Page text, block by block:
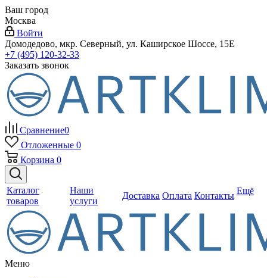
Ваш город
Москва
Войти
Домодедово, мкр. Северный, ул. Каширское Шоссе, 15Е
+7 (495) 120-32-33
Заказать звонок
Сравнение0
Отложенные 0
Корзина 0
Каталог
товаров
Наши
услуги
Доставка Оплата Контакты Ещё
Меню